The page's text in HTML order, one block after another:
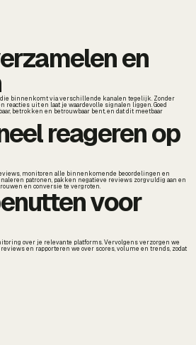
en
binnenkomt via verschillende kanalen tegelijk. Zonder
uit en laat je waardevolle signalen liggen. Goed
betrokken en betrouwbaar bent, en dat dit meetbaar
reageren op
monitoren alle binnenkomende beoordelingen en
patronen, pakken negatieve reviews zorgvuldig aan en
en conversie te vergroten.voor
over je relevante platforms. Vervolgens verzorgen we
en rapporteren we over scores, volume en trends, zodat